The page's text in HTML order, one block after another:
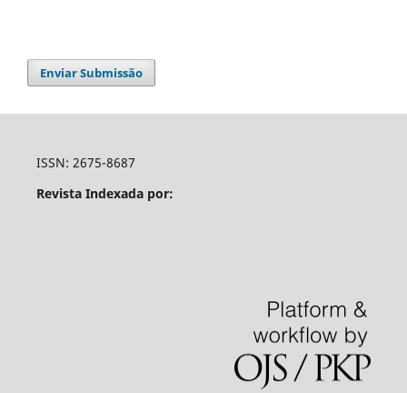
Enviar Submissão
ISSN: 2675-8687
Revista Indexada por: